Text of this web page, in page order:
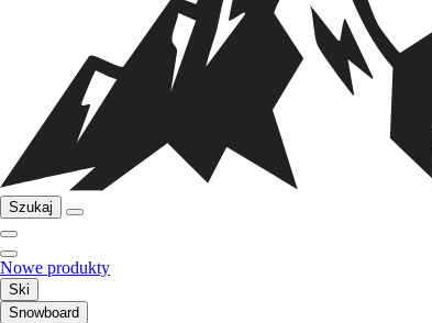
Szukaj
Nowe produkty
Ski
Snowboard